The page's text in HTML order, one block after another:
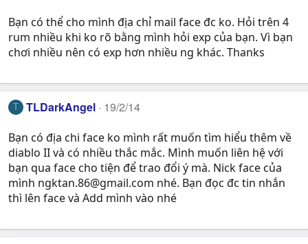
Bạn có thể cho mình địa chỉ mail face đc ko. Hỏi trên 4
rum nhiều khi ko rõ bằng mình hỏi exp của bạn. Vì bạn
chơi nhiều nên có exp hơn nhiều ng khác. Thanks
T TLDarkAngel 19/2/14
Bạn có địa chi face ko mình rất muốn tìm hiểu thêm về
diablo II và có nhiều thắc mắc. Mình muốn liên hệ với
bạn qua face cho tiện để trao đổi ý mà. Nick face của
mình ngktan.86@gmail.com nhé. Bạn đọc đc tin nhắn
thì lên face và Add mình vào nhé